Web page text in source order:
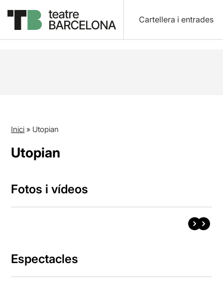
Cartellera i entrades
Inici » Utopian
Utopian
Fotos i vídeos
Espectacles